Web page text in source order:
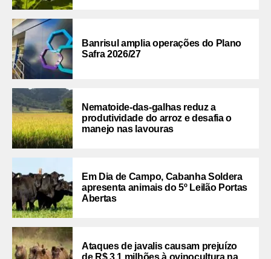
Banrisul amplia operações do Plano
Safra 2026/27
Nematoide-das-galhas reduz a
produtividade do arroz e desafia o
manejo nas lavouras
Em Dia de Campo, Cabanha Soldera
apresenta animais do 5º Leilão Portas
Abertas
Ataques de javalis causam prejuízo
de R$ 3,1 milhões à ovinocultura na